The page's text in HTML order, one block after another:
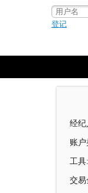
登记
经纪
账户
工具:
交易